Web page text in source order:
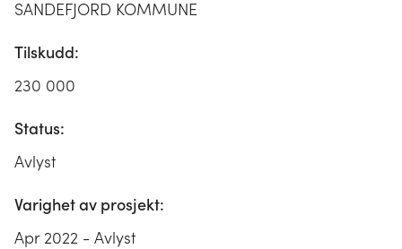
SANDEFJORD KOMMUNE
Tilskudd:
230 000
Status:
Avlyst
Varighet av prosjekt:
Apr 2022 - Avlyst